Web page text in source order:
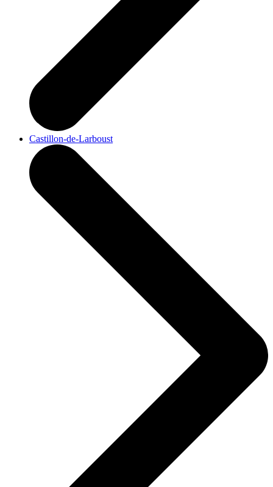
Castillon-de-Larboust